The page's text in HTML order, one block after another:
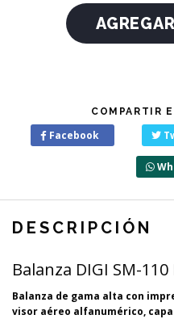
COMPARTIR
Facebook
DESCRIPCIÓN
Balanza DIGI SM-110
Balanza de gama alta con
visor aéreo alfanumérico,